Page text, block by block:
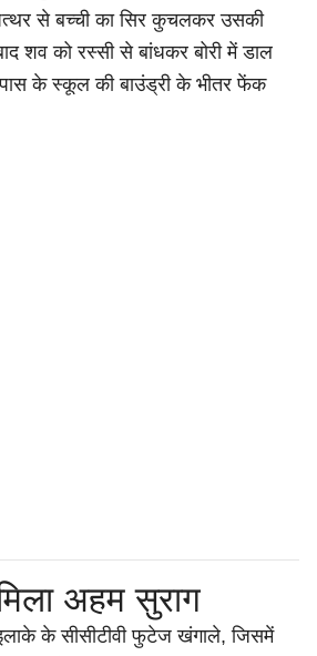
से बच्ची का सिर कुचलकर उसकी
शव को रस्सी से बांधकर बोरी में डाल
के स्कूल की बाउंड्री के भीतर फेंक
अहम सुराग
के सीसीटीवी फुटेज खंगाले, जिसमें